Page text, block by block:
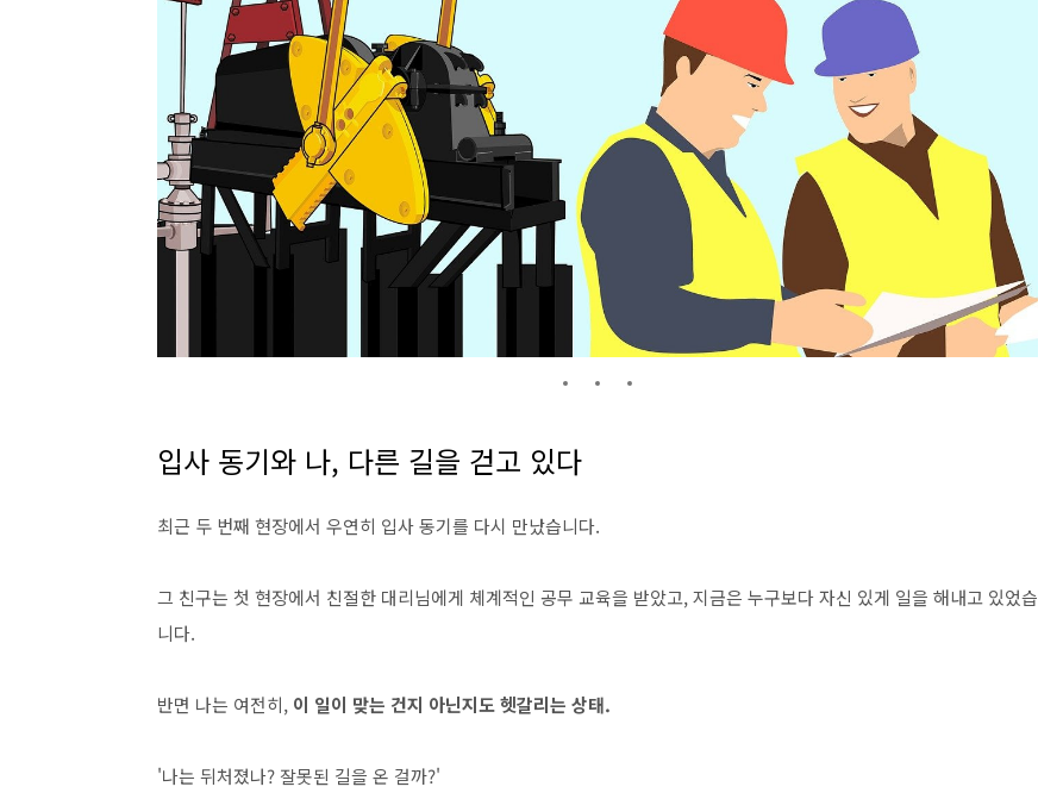
입사 동기와 나, 다른 길을 걷고 있다
최근 두 번째 현장에서 우연히 입사 동기를 다시 만났습니다.
그 친구는 첫 현장에서 친절한 대리님에게 체계적인 공무 교육을 받았고, 지금은 누구보다 자신 있게 일을 해내고 있었습
니다.
반면 나는 여전히, 이 일이 맞는 건지 아닌지도 헷갈리는 상태.
'나는 뒤처졌나? 잘못된 길을 온 걸까?'